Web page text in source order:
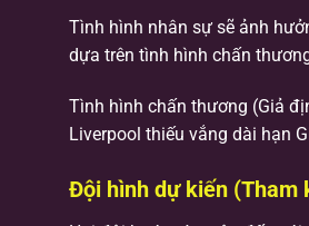
Tình hình nhân sự sẽ ảnh
dựa trên tình hình chấn
Tình hình chấn thương (Giả
Liverpool thiếu vắng dài hạn
Đội hình dự kiến (Tham